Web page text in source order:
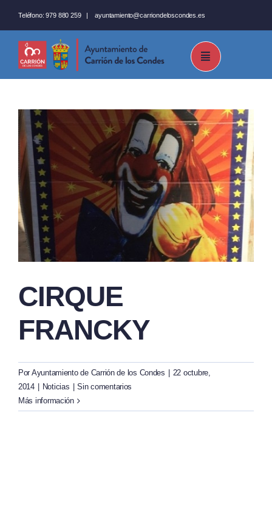
al
contenido
Teléfono: 979 880 259 |ayuntamiento@carriondeloscondes.es
CIRQUE
FRANCKY
Por Ayuntamiento de Carrión de los Condes
22 octubre,
2014
Noticias
Sin comentarios
Más información